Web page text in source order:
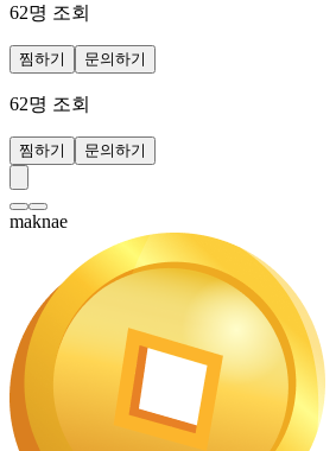
62명 조회
찜하기 문의하기
62명 조회
찜하기 문의하기
maknae